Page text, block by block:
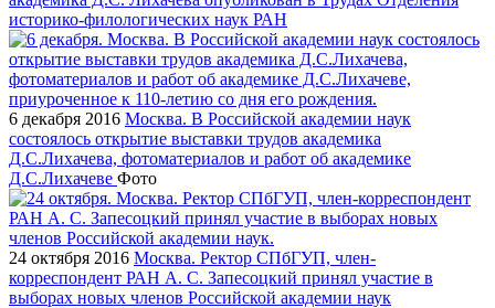
историко-филологических наук РАН
6 декабря 2016 Москва. В Российской академии наук
состоялось открытие выставки трудов академика
Д.С.Лихачева, фотоматериалов и работ об академике
Д.С.Лихачеве Фото
24 октября 2016 Москва. Ректор СПбГУП, член-
корреспондент РАН А. С. Запесоцкий принял участие в
выборах новых членов Российской академии наук